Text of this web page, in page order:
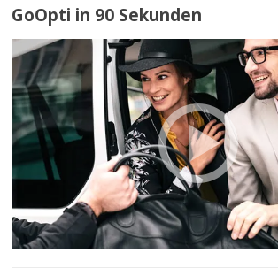
GoOpti in 90 Sekunden